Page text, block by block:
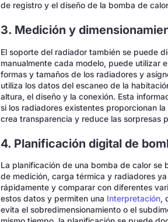
de registro y el diseño de la bomba de
3. Medición y
El soporte del radiador también se puede
manualmente cada modelo, puede utilizar
formas y tamaños de los radiadores y
utiliza los datos del escaneo de la
altura, el diseño y la conexión. Esta
si los radiadores existentes proporcionan
crea transparencia y reduce las sorpresas
4. Planificación digital de
La planificación de una bomba de calor se
de medición, carga térmica y radiadores
rápidamente y comparar con diferentes
estos datos y permiten una Interpretación,
evita el sobredimensionamiento o el